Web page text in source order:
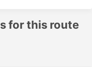
for this route